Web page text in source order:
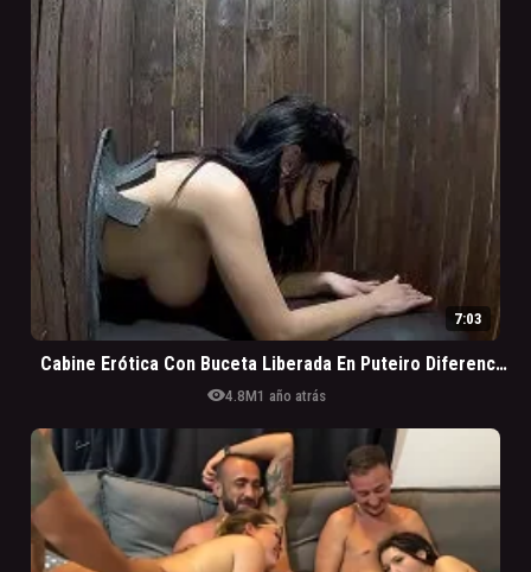
7:03
Cabine Erótica Con Buceta Liberada En Puteiro Diferenciado
visibility4.8M1 año atrás